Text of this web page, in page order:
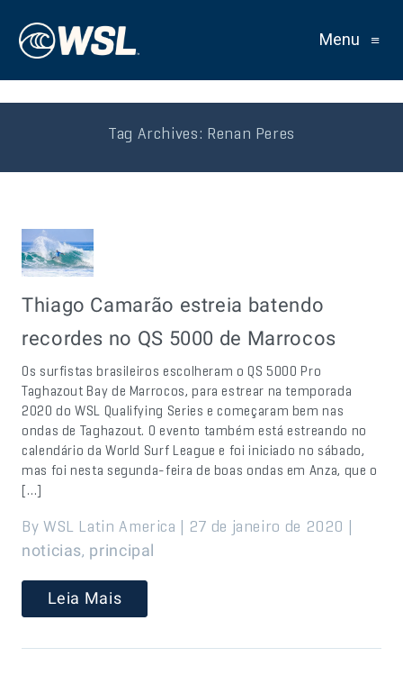
Menu ≡
Tag Archives: Renan Peres
Thiago Camarão estreia batendo
recordes no QS 5000 de Marrocos
Os surfistas brasileiros escolheram o QS 5000 Pro
Taghazout Bay de Marrocos, para estrear na temporada
2020 do WSL Qualifying Series e começaram bem nas
ondas de Taghazout. O evento também está estreando no
calendário da World Surf League e foi iniciado no sábado,
mas foi nesta segunda-feira de boas ondas em Anza, que o
[…]
By WSL Latin America | 27 de janeiro de 2020 |
noticias, principal
Leia Mais